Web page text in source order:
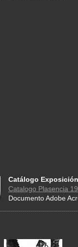
Catálogo
Catalogo Plasencia
Documento Adobe